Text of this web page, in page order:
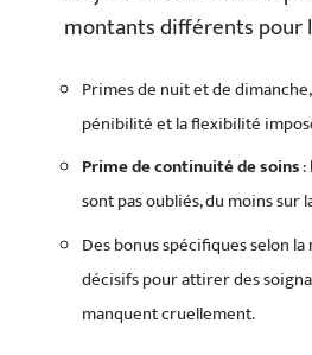
montants différents pour
Primes de nuit et de
pénibilité et la flexibilité
Prime de continuité de soins:
sont pas oubliés, du moins sur
Des bonus spécifiques selon
décisifs pour attirer des
manquent cruellement.